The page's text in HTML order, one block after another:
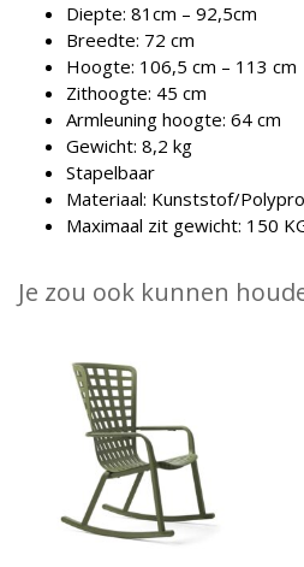
Diepte: 81cm – 92,5cm
Breedte: 72 cm
Hoogte: 106,5 cm – 113 cm
Zithoogte: 45 cm
Armleuning hoogte: 64 cm
Gewicht: 8,2 kg
Stapelbaar
Materiaal: Kunststof/
Maximaal zit gewicht: 150
Je zou ook kunnen